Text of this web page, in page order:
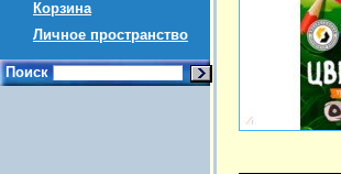
Корзина
Личное пространство
Поиск